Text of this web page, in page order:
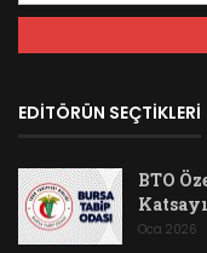
EDİTÖRÜN SEÇTİKLERİ
BTO
Oca 2026